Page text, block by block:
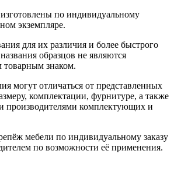
по индивидуальному
экземпляре.
для их различия и более быстрого
образцов не являются
товарным знаком.
могут отличаться от представленных
комплектации, фурнитуре, а также
производителями комплектующих и
мебели по индивидуальному заказу
по возможности её применения.